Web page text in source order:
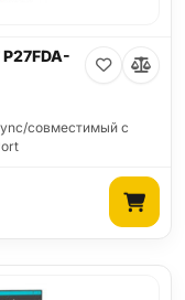
совместимый с